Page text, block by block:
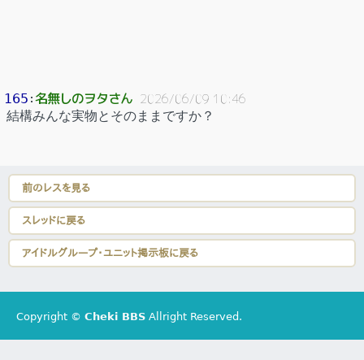
165 ：名無しのヲタさん 2026/06/09 10:46
結構みんな実物とそのままですか？
前のレスを見る
スレッドに戻る
アイドルグループ・ユニット掲示板に戻る
Copyright © Cheki BBS Allright Reserved.